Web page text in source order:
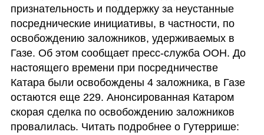
признательность и поддержку за неустанные
посреднические инициативы, в частности, по
освобождению заложников, удерживаемых в
Газе. Об этом сообщает пресс-служба ООН. До
настоящего времени при посредничестве
Катара были освобождены 4 заложника, в Газе
остаются еще 229. Анонсированная Катаром
скорая сделка по освобождению заложников